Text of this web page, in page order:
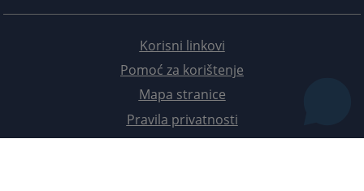
Korisni linkovi
Pomoć za korištenje
Mapa stranice
Pravila privatnosti